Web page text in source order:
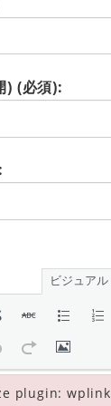
) (必須):
ビジュアル
plugin: wplink